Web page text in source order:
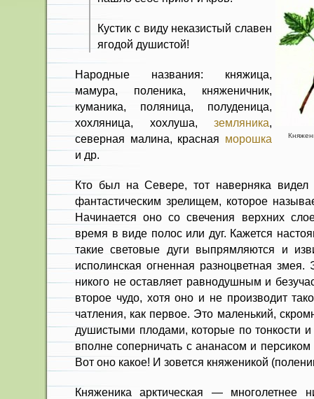
Кустик с виду неказистый славен
ягодой душистой!
Народные названия: княжица,
мамура, поленика, княженичник,
куманика, поляница, полуденица,
хохляница, хохлуша, земляника,
северная малина, красная морошка
и др.
Кто был на Севере, тот наверняка видел
фантастическим зрелищем, которое
Начинается оно со све­чения верхних
время в виде полос или дуг. Кажется
такие световые дуги выпрямляются и
исполинская огненная разноцветная змея.
никого не оставляет равно­душным и
второе чудо, хотя оно и не производит
чатления, как первое. Это маленький,
душистыми плодами, которые по тонкости
вполне соперничать с анана­сом и
Вот оно какое! И зовется княженикой
Княженика арктическая — многолетнее